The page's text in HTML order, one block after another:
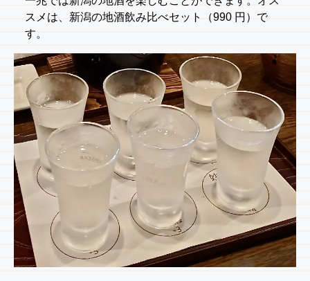
スメは、新潟の地酒飲み比べセット（990 円）で
す。